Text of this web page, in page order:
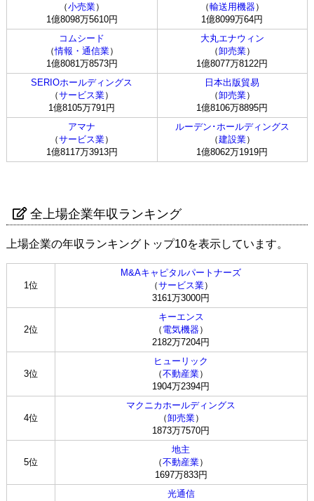
（小売業）
1億8098万5610円
（輸送用機器）
1億8099万64円
コムシード
（情報・通信業）
1億8081万8573円
大丸エナウィン
（卸売業）
1億8077万8122円
SERIOホールディングス
（サービス業）
1億8105万791円
日本出版貿易
（卸売業）
1億8106万8895円
アマナ
（サービス業）
1億8117万3913円
ルーデン･ホールディングス
（建設業）
1億8062万1919円
全上場企業年収ランキング
上場企業の年収ランキングトップ10を表示しています。
1位
M&Aキャピタルパートナーズ
（サービス業）
3161万3000円
2位
キーエンス
（ 電気機器）
2182万7204円
3位
ヒューリック
（不動産業）
1904万2394円
4位
マクニカホールディングス
（卸売業）
1873万7570円
5位
地主
（不動産業）
1697万833円
光通信